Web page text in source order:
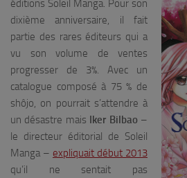
éditions Soleil Manga. Pour son
dixième anniversaire, il fait
partie des rares éditeurs qui a
vu son volume de ventes
progresser de 3%. Avec un
catalogue composé à 75 % de
shôjo, on pourrait s’attendre à
un désastre mais Iker Bilbao –
le directeur éditorial de Soleil
Manga – expliquait début 2013
qu’il ne sentait pas